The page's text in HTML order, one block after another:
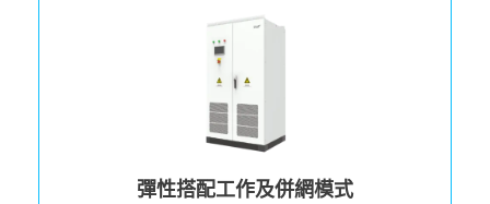
彈性搭配工作及併網模式